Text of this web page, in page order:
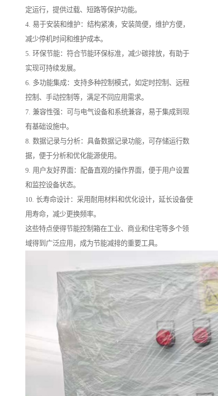
定运行，提供过载、短路等保护功能。
4. 易于安装和维护：结构紧凑，安装简便，维护方便，
减少停机时间和维护成本。
5. 环保节能：符合节能环保标准，减少碳排放，有助于
实现可持续发展。
6. 多功能集成：支持多种控制模式，如定时控制、远程
控制、手动控制等，满足不同应用需求。
7. 兼容性强：可与电气设备和系统兼容，易于集成到现
有基础设施中。
8. 数据记录与分析：具备数据记录功能，可存储运行数
据，便于分析和优化能源使用。
9. 用户友好界面：配备直观的操作界面，便于用户设置
和监控设备状态。
10. 长寿命设计：采用耐用材料和优化设计，延长设备使
用寿命，减少更换频率。
这些特点使得节能控制箱在工业、商业和住宅等多个领
域得到广泛应用，成为节能减排的重要工具。